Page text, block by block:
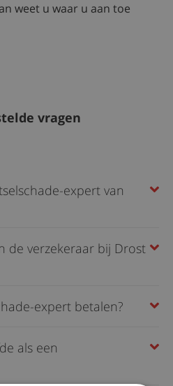
weet u waar u aan toe
vragen
expert van
de verzekeraar bij Drost
expert betalen?
als een